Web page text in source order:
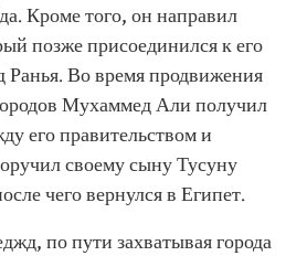
Кроме того, он направил
позже присоединился к его
Ранья. Во время продвижения
Мухаммед Али получил
его правительством и
своему сыну Тусуну
чего вернулся в Египет.
по пути захватывая города